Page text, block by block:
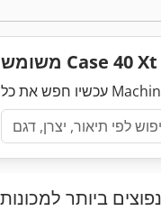
משומש Case 40 Xt